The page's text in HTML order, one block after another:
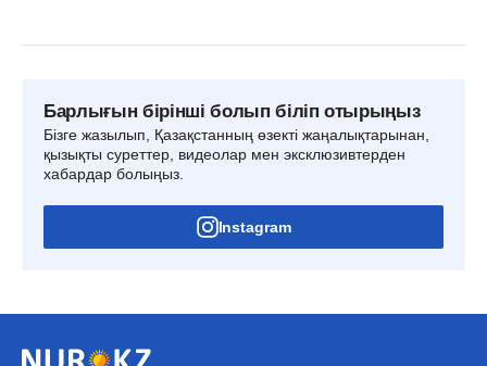
Барлығын бірінші болып біліп отырыңыз
Бізге жазылып, Қазақстанның өзекті жаңалықтарынан,
қызықты суреттер, видеолар мен эксклюзивтерден
хабардар болыңыз.
Instagram